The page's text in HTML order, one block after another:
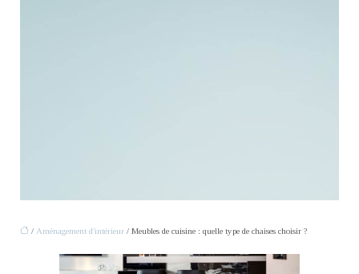
/ Aménagement d'intérieur / Meubles de cuisine : quelle type de chaises choisir ?